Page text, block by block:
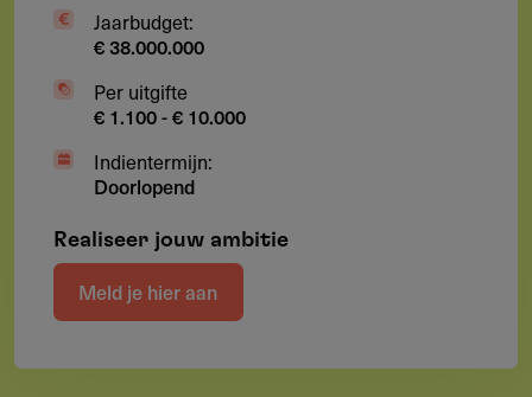
Jaarbudget:
€ 38.000.000
Per uitgifte
€ 1.100 - € 10.000
Indientermijn:
Doorlopend
Realiseer jouw ambitie
Meld je hier aan